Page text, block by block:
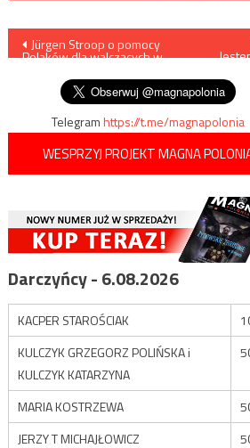
Nawigacja
wpisu
Jürgen Stroop o pomocy
Polaków dla walczących w
Telegramhttps://t.me/magnapolonia
WESPRZYJ PROJEKT MAGNA
Darczyńcy - 6.08.2026
KACPER STAROŚCIAK
KULCZYK GRZEGORZ POLIŃSKA i
KULCZYK KATARZYNA
MARIA KOSTRZEWA
JERZY T MICHAJŁOWICZ